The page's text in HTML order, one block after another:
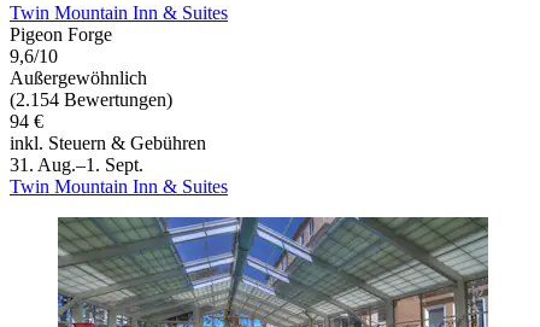
Twin Mountain Inn & Suites
Pigeon Forge
9,6/10
Außergewöhnlich
(2.154 Bewertungen)
94 €
inkl. Steuern & Gebühren
31. Aug.–1. Sept.
Twin Mountain Inn & Suites